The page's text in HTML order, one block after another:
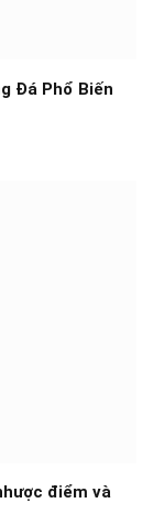
Đá Phổ Biến
điểm và